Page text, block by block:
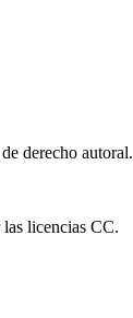
derecho autoral.
licencias CC.